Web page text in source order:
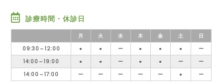
診療時間・休診日
月 火 水 木 金 土
日
09:30～12:00
● ● ー ● ● ●
ー
14:00～19:00
● ● ー ● ● ー
ー
14:00～17:00
ー ー ー ー ー ● ー